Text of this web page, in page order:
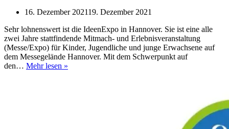
16. Dezember 202119. Dezember 2021
Sehr lohnenswert ist die IdeenExpo in Hannover. Sie ist eine alle
zwei Jahre stattfindende Mitmach- und Erlebnisveranstaltung
(Messe/Expo) für Kinder, Jugendliche und junge Erwachsene auf
dem Messegelände Hannover. Mit dem Schwerpunkt auf
den… Mehr lesen »